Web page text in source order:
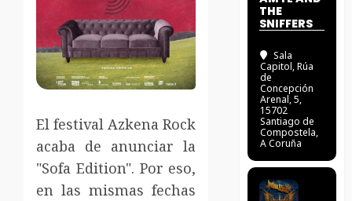
El festival Azkena Rock
acaba de anunciar la
"Sofa Edition". Por eso,
en las mismas fechas
THE
SNIFFERS
Sala
Capitol, Rúa
de
Concepción
Arenal, 5,
15702
Santiago de
Compostela,
A Coruña